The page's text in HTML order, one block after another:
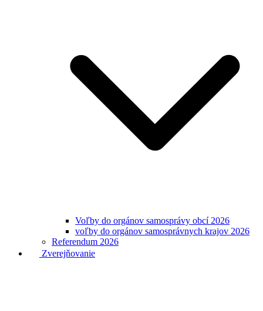
Voľby do orgánov samosprávy obcí 2026
voľby do orgánov samosprávnych krajov 2026
Referendum 2026
Zverejňovanie